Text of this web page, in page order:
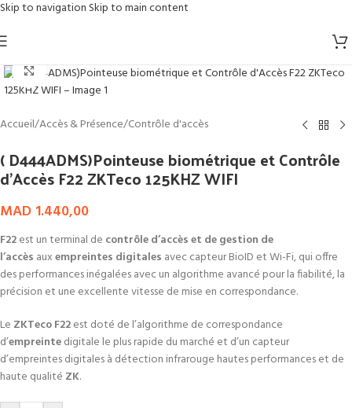
Skip to navigation Skip to main content
Click to enlarge
Accueil/Accès & Présence/Contrôle d'accès
( D444ADMS)Pointeuse biométrique et Contrôle
d’Accès F22 ZKTeco 125KHZ WIFI
MAD 1.440,00
F22est un terminal de contrôle d’accès et de gestion de
l’accès auxempreintes digitales avec capteur BioID et Wi-Fi, qui offre
des performances inégalées avec un algorithme avancé pour la fiabilité, la
précision et une excellente vitesse de mise en correspondance.
Le ZKTecoF22est doté de l’algorithme de correspondance
d’empreintedigitale le plus rapide du marché et d’un capteur
d’empreintes digitales à détection infrarouge hautes performances et de
haute qualité ZK.